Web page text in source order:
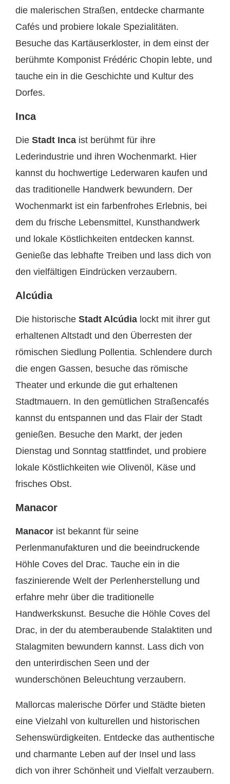
die malerischen Straßen, entdecke charmante
Cafés und probiere lokale Spezialitäten.
Besuche das Kartäuserkloster, in dem einst der
berühmte Komponist Frédéric Chopin lebte, und
tauche ein in die Geschichte und Kultur des
Dorfes.
Inca
Die Stadt Inca ist berühmt für ihre
Lederindustrie und ihren Wochenmarkt. Hier
kannst du hochwertige Lederwaren kaufen und
das traditionelle Handwerk bewundern. Der
Wochenmarkt ist ein farbenfrohes Erlebnis, bei
dem du frische Lebensmittel, Kunsthandwerk
und lokale Köstlichkeiten entdecken kannst.
Genieße das lebhafte Treiben und lass dich von
den vielfältigen Eindrücken verzaubern.
Alcúdia
Die historische Stadt Alcúdia lockt mit ihrer gut
erhaltenen Altstadt und den Überresten der
römischen Siedlung Pollentia. Schlendere durch
die engen Gassen, besuche das römische
Theater und erkunde die gut erhaltenen
Stadtmauern. In den gemütlichen Straßencafés
kannst du entspannen und das Flair der Stadt
genießen. Besuche den Markt, der jeden
Dienstag und Sonntag stattfindet, und probiere
lokale Köstlichkeiten wie Olivenöl, Käse und
frisches Obst.
Manacor
Manacor ist bekannt für seine
Perlenmanufakturen und die beeindruckende
Höhle Coves del Drac. Tauche ein in die
faszinierende Welt der Perlenherstellung und
erfahre mehr über die traditionelle
Handwerkskunst. Besuche die Höhle Coves del
Drac, in der du atemberaubende Stalaktiten und
Stalagmiten bewundern kannst. Lass dich von
den unterirdischen Seen und der
wunderschönen Beleuchtung verzaubern.
Mallorcas malerische Dörfer und Städte bieten
eine Vielzahl von kulturellen und historischen
Sehenswürdigkeiten. Entdecke das authentische
und charmante Leben auf der Insel und lass
dich von ihrer Schönheit und Vielfalt verzaubern.